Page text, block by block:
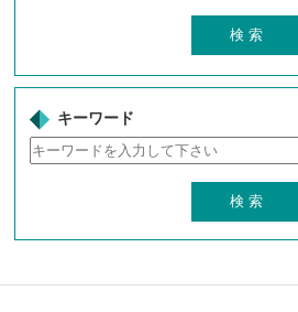
キーワード